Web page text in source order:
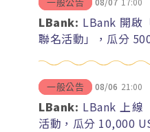
一般公告
LBank: LBank 開啟
聯名活動」，瓜分
一般公告 08/06 21:00
LBank: LBank 上線
活動，瓜分 10,000